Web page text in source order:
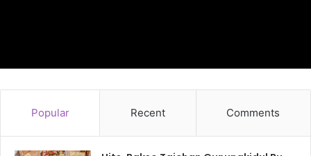
Popular Recent Comments